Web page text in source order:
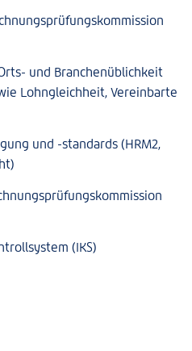
und Branchenüblichkeit
Lohngleichheit, Vereinbarte
und -standards (HRM2,
(IKS)